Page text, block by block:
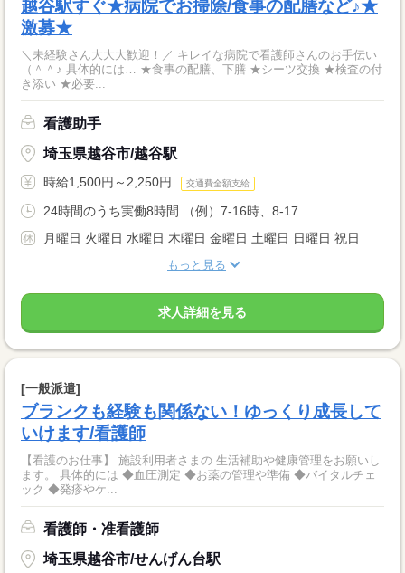
越谷駅すぐ★病院でお掃除/食事の配膳など♪★
激募★
＼未経験さん大大大歓迎！／ キレイな病院で看護師さんのお手伝い
（＾＾♪ 具体的には… ★食事の配膳、下膳 ★シーツ交換 ★検査の付
き添い ★必要...
看護助手
埼玉県越谷市/越谷駅
時給1,500円～2,250円 交通費全額支給
24時間のうち実働8時間 （例）7-16時、8-17...
月曜日 火曜日 水曜日 木曜日 金曜日 土曜日 日曜日 祝日
もっと見る
求人詳細を見る
[一般派遣]
ブランクも経験も関係ない！ゆっくり成長して
いけます/看護師
【看護のお仕事】 施設利用者さまの 生活補助や健康管理をお願いし
ます。 具体的には ◆血圧測定 ◆お薬の管理や準備 ◆バイタルチェ
ック ◆発疹やケ...
看護師・准看護師
埼玉県越谷市/せんげん台駅